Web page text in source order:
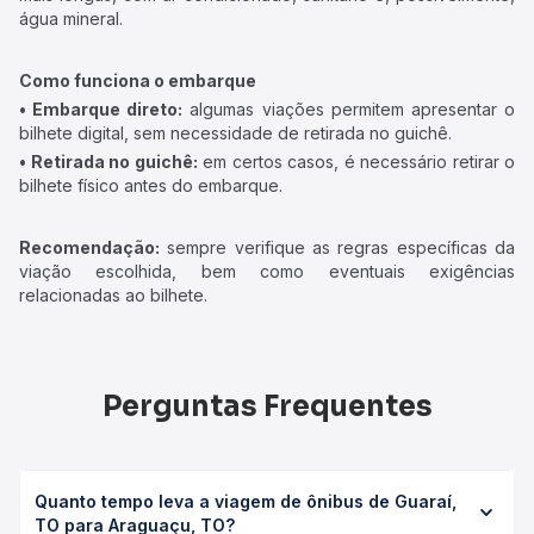
água mineral.
Como funciona o embarque
• Embarque direto: algumas viações permitem apresentar o
bilhete digital, sem necessidade de retirada no guichê.
• Retirada no guichê: em certos casos, é necessário retirar o
bilhete físico antes do embarque.
Recomendação: sempre verifique as regras específicas da
viação escolhida, bem como eventuais exigências
relacionadas ao bilhete.
Perguntas Frequentes
Quanto tempo leva a viagem de ônibus de Guaraí,
TO para Araguaçu, TO?